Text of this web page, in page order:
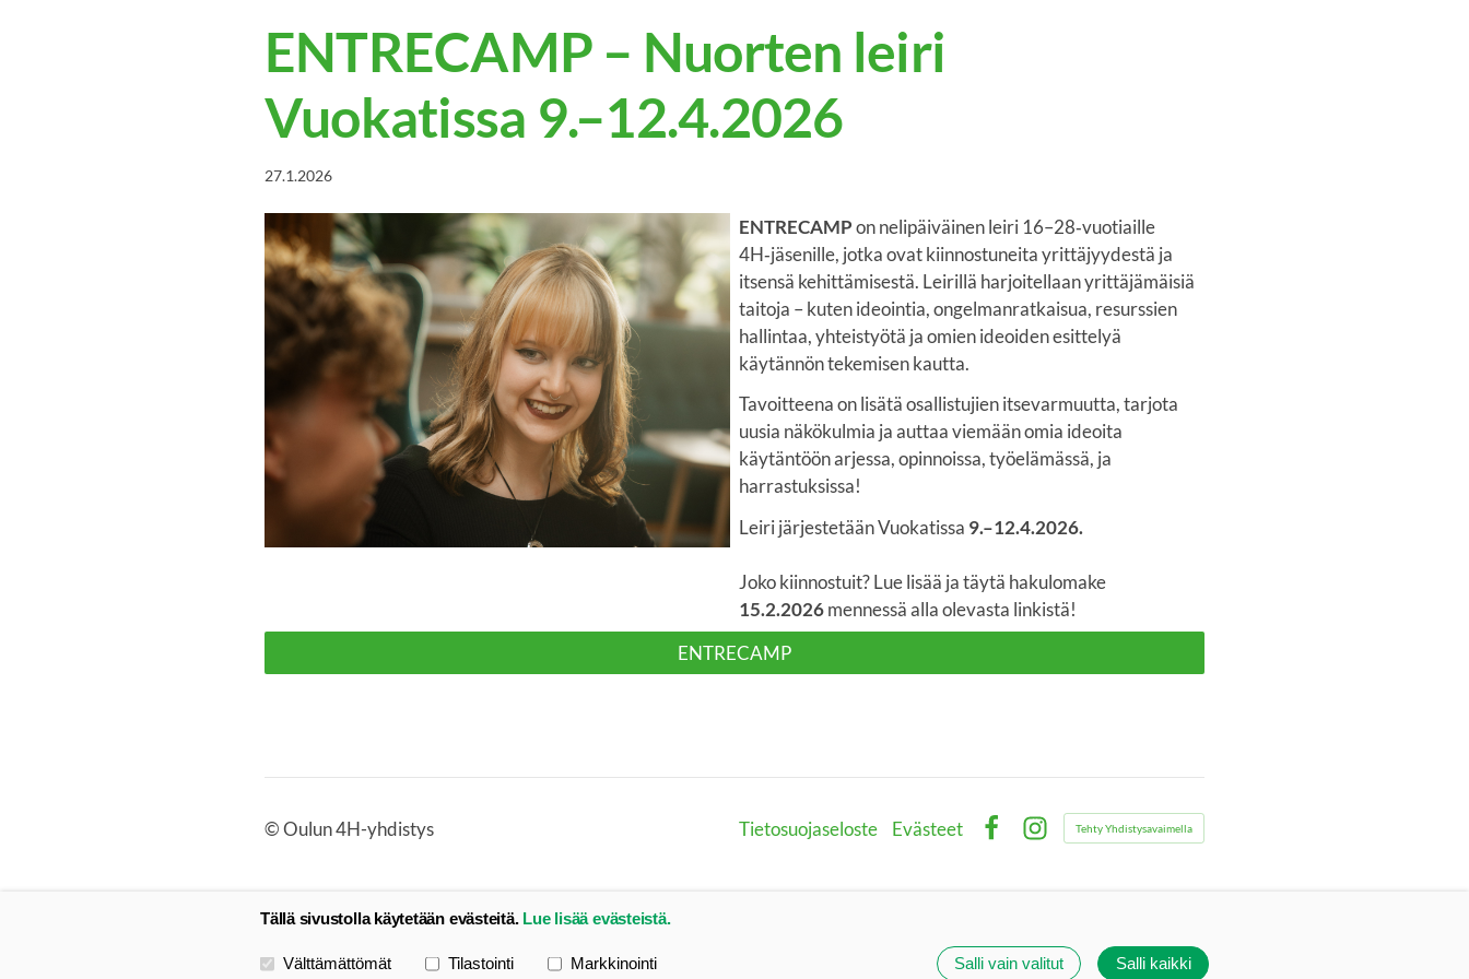
ENTRECAMP – Nuorten leiri
Vuokatissa 9.–12.4.2026
27.1.2026
ENTRECAMPon nelipäiväinen leiri 16–28‑vuotiaille
4H‑jäsenille, jotka ovat kiinnostuneita yrittäjyydestä ja
itsensä kehittämisestä. Leirillä harjoitellaan yrittäjämäisiä
taitoja – kuten ideointia, ongelmanratkaisua, resurssien
hallintaa, yhteistyötä ja omien ideoiden esittelyä
käytännön tekemisen kautta.
Tavoitteena on lisätä osallistujien itsevarmuutta, tarjota
uusia näkökulmia ja auttaa viemään omia ideoita
käytäntöön arjessa, opinnoissa, työelämässä, ja
harrastuksissa!
Leiri järjestetään Vuokatissa 9.–12.4.2026.
Joko kiinnostuit? Lue lisää ja täytä hakulomake
15.2.2026mennessä alla olevasta linkistä!
ENTRECAMP
©Oulun 4H-yhdistys Tietosuojaseloste
Evästeet
Instagram
Tehty Yhdistysavaimella
Tällä sivustolla käytetään evästeitä. Lue lisää evästeistä.
Valitse käytettävät evästeet
Välttämättömät Tilastointi Markkinointi Salli vain valitut Salli kaikki